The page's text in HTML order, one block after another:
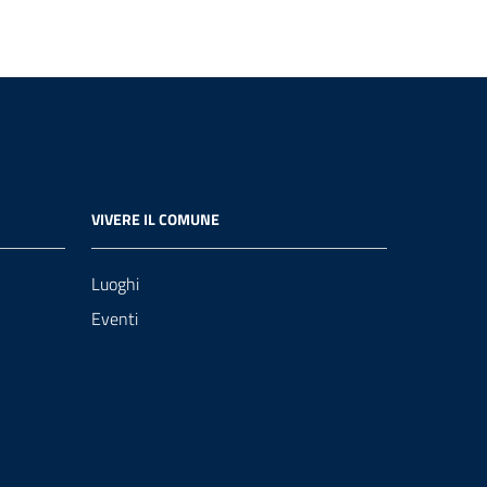
VIVERE IL COMUNE
Luoghi
Eventi